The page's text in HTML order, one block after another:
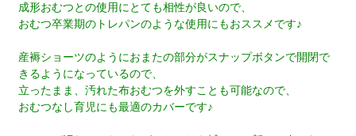
成形おむつとの使用にとても相性が良いので、
おむつ卒業期のトレパンのような使用にもおススメです♪
産褥ショーツのようにおまたの部分がスナップボタンで開閉で
きるようになっているので、
立ったまま、汚れた布おむつを外すことも可能なので、
おむつなし育児にも最適のカバーです♪